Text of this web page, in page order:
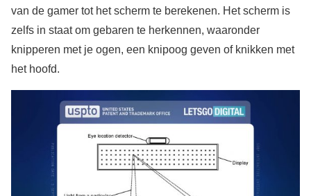
van de gamer tot het scherm te berekenen. Het scherm is
zelfs in staat om gebaren te herkennen, waaronder
knipperen met je ogen, een knipoog geven of knikken met
het hoofd.